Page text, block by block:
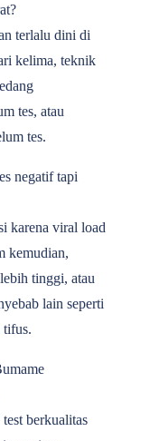
terlalu dini di
kelima, teknik
tes, atau
tes.
negatif tapi
karena viral load
kemudian,
tinggi, atau
lain seperti
tifus.
berkualitas